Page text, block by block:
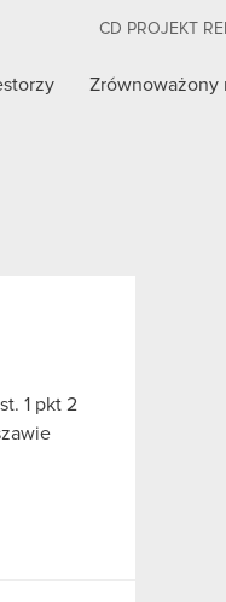
CD PROJEKT
Zrównoważony
1 pkt 2